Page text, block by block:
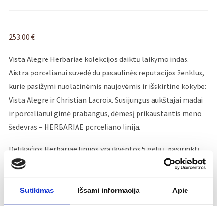
Sutikimas Išsami informacija Apie
253.00€
Vista Alegre Herbariae kolekcijos daiktų laikymo indas.
Aistra porcelianui suvedė du pasaulinės reputacijos ženklus,
kurie pasižymi nuolatinėmis naujovėmis ir išskirtine kokybe:
Vista Alegre ir Christian Lacroix. Susijungus aukštajai madai
ir porcelianui gimė prabangus, dėmesį prikaustantis meno
šedevras – HERBARIAE porceliano linija.
Delikačios Herbariae linijos yra įkvėptos 5 gėlių, pasirinktų
dėl subtiliai įtaigaus grožio galios, kurios puošia kiekvieną
šios kolekcijos kūrinį. Aguona, Narcizas, Lotosas, Jurginas,
Usnis – tarsi pieva nugulusi ant jūsų šventinio stalo.